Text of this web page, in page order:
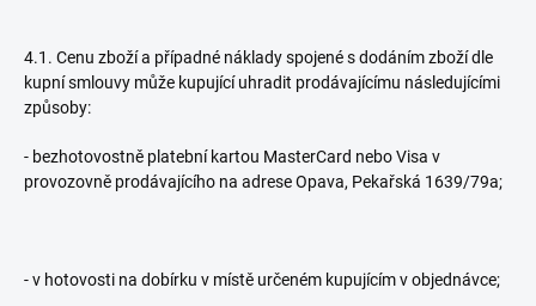
4.1. Cenu zboží a případné náklady spojené s dodáním zboží dle
kupní smlouvy může kupující uhradit prodávajícímu následujícími
způsoby:
- bezhotovostně platební kartou MasterCard nebo Visa v
provozovně prodávajícího na adrese Opava, Pekařská 1639/79a;
- v hotovosti na dobírku v místě určeném kupujícím v objednávce;